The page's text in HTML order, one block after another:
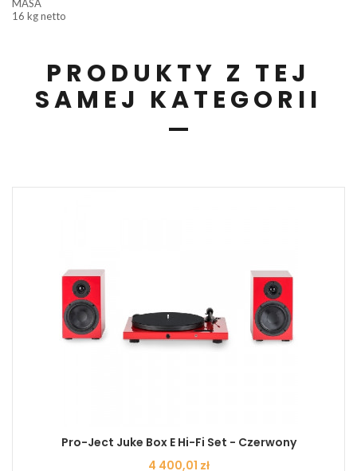
MASA
16 kg netto
PRODUKTY Z TEJ
SAMEJ KATEGORII
Pro-Ject Juke Box E Hi-Fi Set - Czerwony
Cena
4 400,01 zł